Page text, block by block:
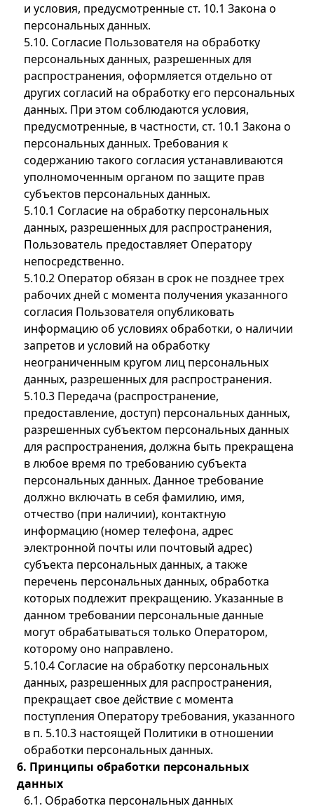
и условия, предусмотренные ст. 10.1 Закона о
персональных данных.
5.10. Согласие Пользователя на обработку
персональных данных, разрешенных для
распространения, оформляется отдельно от
других согласий на обработку его персональных
данных. При этом соблюдаются условия,
предусмотренные, в частности, ст. 10.1 Закона о
персональных данных. Требования к
содержанию такого согласия устанавливаются
уполномоченным органом по защите прав
субъектов персональных данных.
5.10.1 Согласие на обработку персональных
данных, разрешенных для распространения,
Пользователь предоставляет Оператору
непосредственно.
5.10.2 Оператор обязан в срок не позднее трех
рабочих дней с момента получения указанного
согласия Пользователя опубликовать
информацию об условиях обработки, о наличии
запретов и условий на обработку
неограниченным кругом лиц персональных
данных, разрешенных для распространения.
5.10.3 Передача (распространение,
предоставление, доступ) персональных данных,
разрешенных субъектом персональных данных
для распространения, должна быть прекращена
в любое время по требованию субъекта
персональных данных. Данное требование
должно включать в себя фамилию, имя,
отчество (при наличии), контактную
информацию (номер телефона, адрес
электронной почты или почтовый адрес)
субъекта персональных данных, а также
перечень персональных данных, обработка
которых подлежит прекращению. Указанные в
данном требовании персональные данные
могут обрабатываться только Оператором,
которому оно направлено.
5.10.4 Согласие на обработку персональных
данных, разрешенных для распространения,
прекращает свое действие с момента
поступления Оператору требования, указанного
в п. 5.10.3 настоящей Политики в отношении
обработки персональных данных.
6. Принципы обработки персональных
данных
6.1. Обработка персональных данных